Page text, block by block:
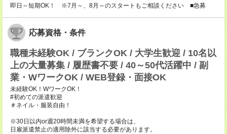
即日～短期OK！ ※7月～、8月～のスタートもご相談ください ■急募
応募資格・条件
職種未経験OK / ブランクOK / 大学生歓迎 / 10名以
上の大量募集 / 履歴書不要 / 40～50代活躍中 / 副
業・WワークOK / WEB登録・面接OK
未経験OK！WワークOK！
#初めての派遣歓迎
＃ネイル・服装自由！
※30日以内or週20時間未満を希望する場合は、
日雇派遣禁止の適用除外に該当する必要があります。